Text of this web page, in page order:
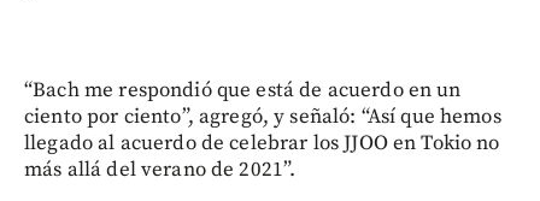
“Bach me respondió que está de acuerdo en un
ciento por ciento”, agregó, y señaló: “Así que hemos
llegado al acuerdo de celebrar los JJOO en Tokio no
más allá del verano de 2021”.